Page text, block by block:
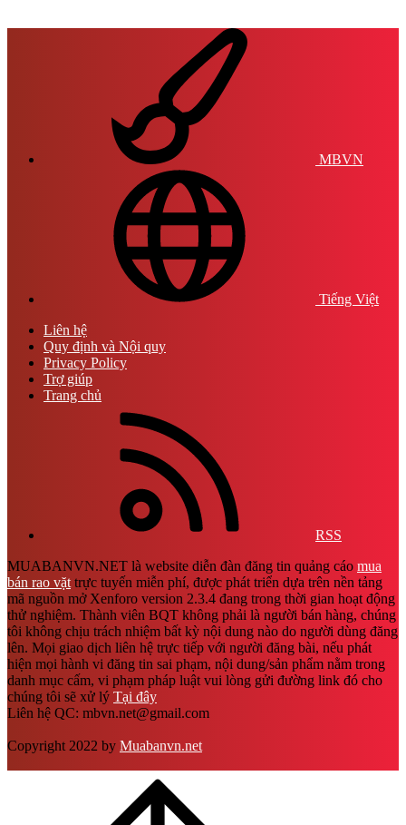
MBVN
Tiếng Việt
Liên hệ
Quy định và Nội quy
Privacy Policy
Trợ giúp
Trang chủ
RSS
MUABANVN.NET là website diễn đàn đăng tin quảng cáo mua
bán rao vặttrực tuyến miễn phí, được phát triển dựa trên nền tảng
mã nguồn mở Xenforo version 2.3.4 đang trong thời gian hoạt động
thử nghiệm. Thành viên BQT không phải là người bán hàng, chúng
tôi không chịu trách nhiệm bất kỳ nội dung nào do người dùng đăng
lên. Mọi giao dịch liên hệ trực tiếp với người đăng bài, nếu phát
hiện mọi hành vi đăng tin sai phạm, nội dung/sản phẩm nằm trong
danh mục cấm, vi phạm pháp luật vui lòng gửi đường link đó cho
chúng tôi sẽ xử lý Tại đây
Liên hệ QC: mbvn.net@gmail.com
Copyright 2022 by Muabanvn.net